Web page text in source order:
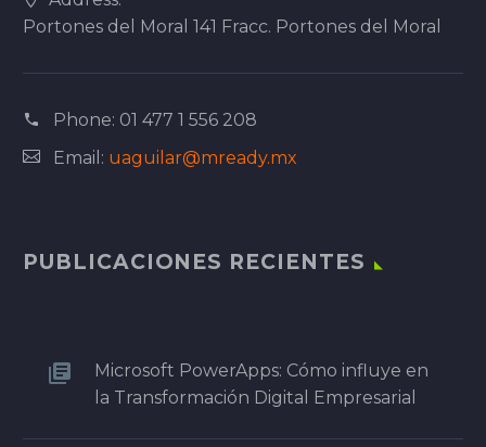
Portones del Moral 141 Fracc. Portones del Moral
Phone: 01 477 1 556 208
Email: uaguilar@mready.mx
PUBLICACIONES RECIENTES
Microsoft PowerApps: Cómo influye en
la Transformación Digital Empresarial